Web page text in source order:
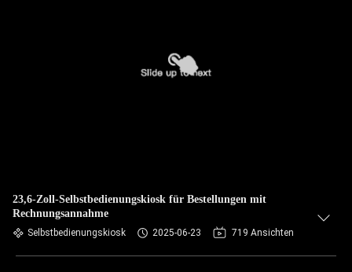
23,6-Zoll-Selbstbedienungskiosk für Bestellungen mit
Rechnungsannahme
Selbstbedienungskiosk 2025-06-23 719 Ansichten